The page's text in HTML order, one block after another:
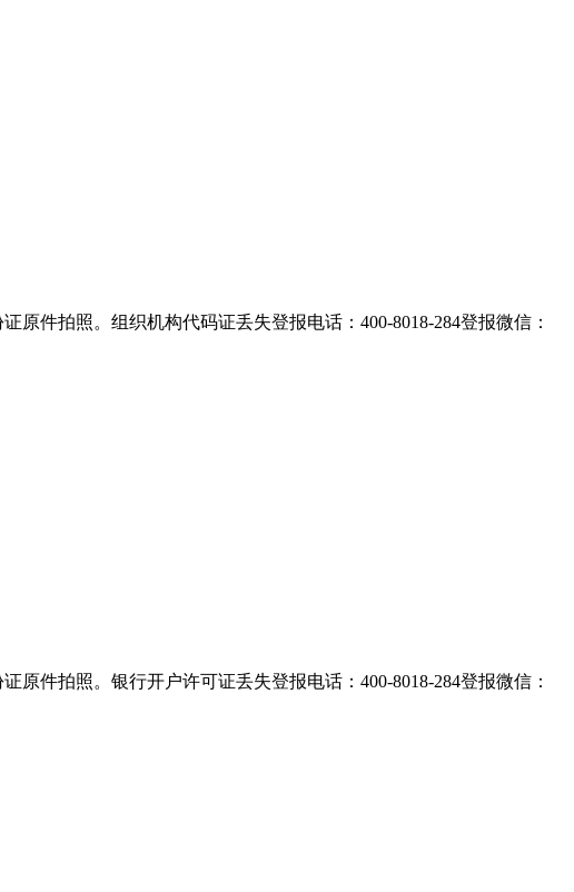
件拍照。组织机构代码证丢失登报电话：400-8018-284登报微信：
件拍照。银行开户许可证丢失登报电话：400-8018-284登报微信：